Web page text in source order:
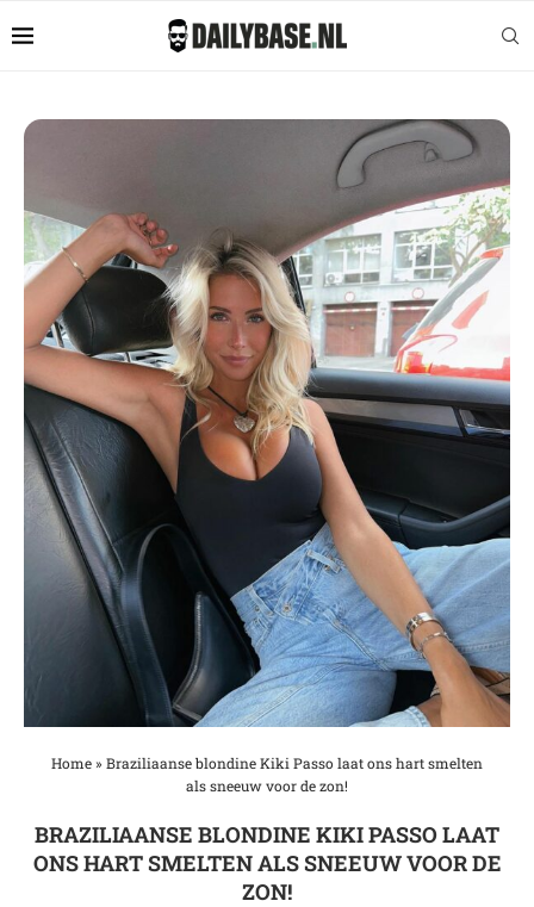
Home» Braziliaanse blondine Kiki Passo laat ons hart smelten
als sneeuw voor de zon!
BRAZILIAANSE BLONDINE KIKI PASSO LAAT
ONS HART SMELTEN ALS SNEEUW VOOR DE
ZON!